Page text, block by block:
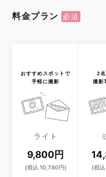
料金プラン
おすすめスポットで
手軽に撮影
ライト
9,800円
(税込 10,780円)
2
撮影
(税